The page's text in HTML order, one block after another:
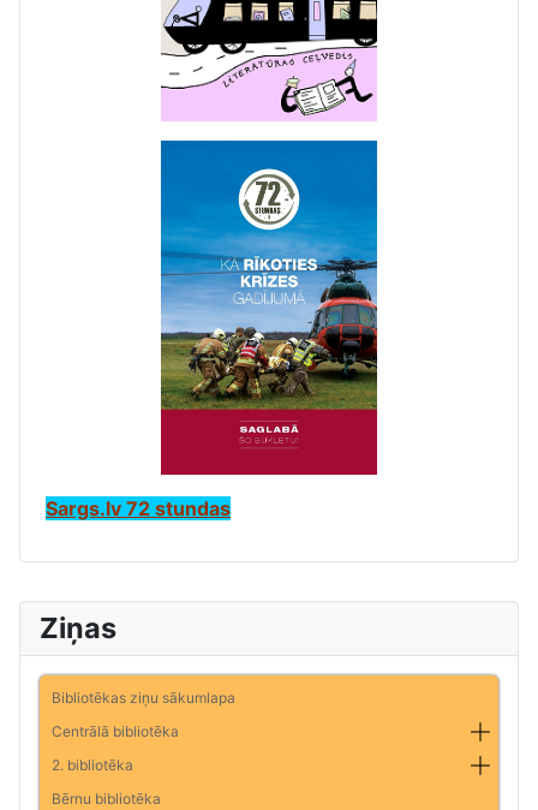
Ziņas
Bibliotēkas ziņu sākumlapa
Centrālā bibliotēka
2. bibliotēka
Bērnu bibliotēka
Sargs.lv 72 stundas